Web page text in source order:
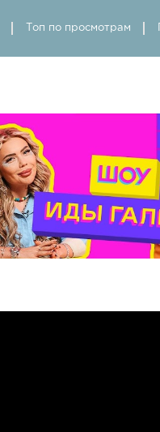
Топ по просмотрам